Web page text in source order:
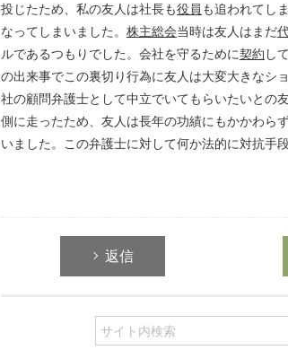
投じたため、私の友人は社長も役員 も追われてし
なってしまいました。 株主総会当時は友人はまだ
ルであるつもりでした。会社を守るために契約 し
の出来事でこの裏切り行為に友人は大変大きなシ
社の顧問弁護士として中立でいてもらいたいとの
側に走ったため、友人は長年の功績にもかかわら
いました。この弁護士に対して何か法的に対抗手
返信